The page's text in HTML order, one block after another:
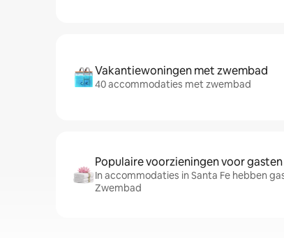
Vakantiewoningen met zwembad
40 accommodaties met zwembad
Populaire voorzieningen voor gasten
In accommodaties in Santa Fe hebben
Zwembad